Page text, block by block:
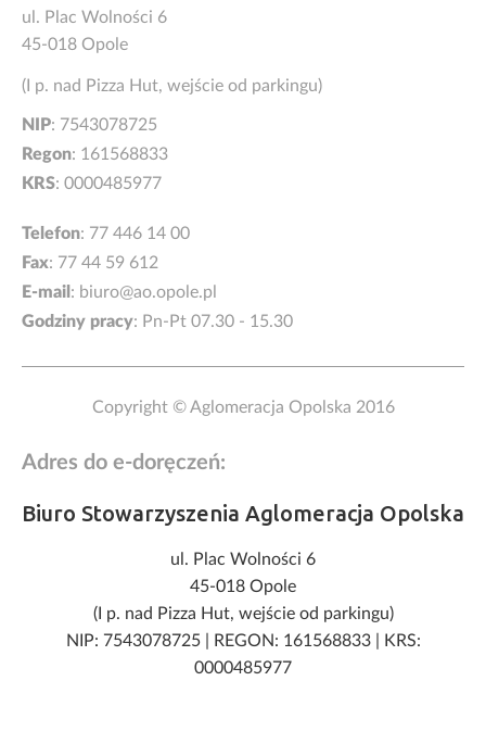
ul. Plac Wolności 6
45-018 Opole
(I p. nad Pizza Hut, wejście od parkingu)
NIP: 7543078725
Regon: 161568833
KRS: 0000485977
Telefon: 77 446 14 00
Fax: 77 44 59 612
E-mail : biuro@ao.opole.pl
Godziny pracy: Pn-Pt 07.30 - 15.30
Copyright © Aglomeracja Opolska 2016
Adres do e-doręczeń:
Biuro Stowarzyszenia Aglomeracja Opolska
ul. Plac Wolności 6
45-018 Opole
(I p. nad Pizza Hut, wejście od parkingu)
NIP: 7543078725| REGON: 161568833|
KRS:
0000485977